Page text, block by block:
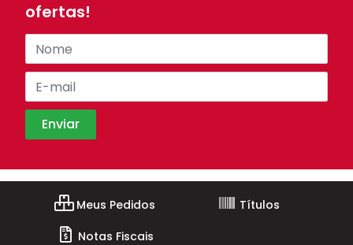
ofertas!
Meus Pedidos
Títulos
Notas Fiscais